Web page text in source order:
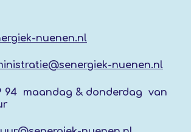
nuenen.nl
nuenen.nl
94 maandag & donderdag van